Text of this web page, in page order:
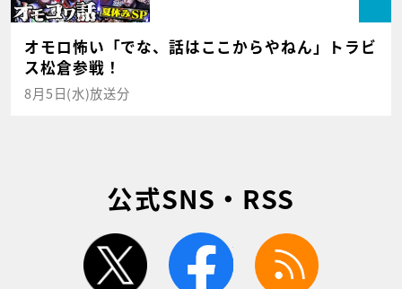
オモロ怖い「でな、話はここからやねん」トラビ
ス松倉参戦！
8月5日(水)放送分
公式SNS・RSS
twitter facebook